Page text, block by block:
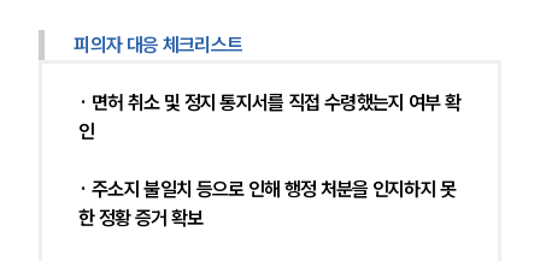
소식/자료
언론보도
공지사항
뉴스레터/브로슈어
피의자 대응 체크리스트
· 면허 취소 및 정지 통지서를 직접 수령했는지 여부 확
인
· 주소지 불일치 등으로 인해 행정 처분을 인지하지 못
한 정황 증거 확보